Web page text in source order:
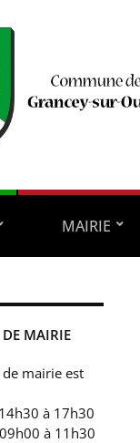
MAIRIE
DE MAIRIE
mairie est
à 17h30
à 11h30